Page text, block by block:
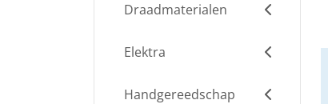
Draadmaterialen
Elektra
Handgereedschap